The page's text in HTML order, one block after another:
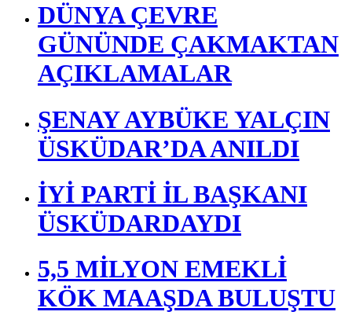
DÜNYA ÇEVRE
GÜNÜNDE ÇAKMAKTAN
AÇIKLAMALAR
ŞENAY AYBÜKE YALÇIN
ÜSKÜDAR’DA ANILDI
İYİ PARTİ İL BAŞKANI
ÜSKÜDARDAYDI
5,5 MİLYON EMEKLİ
KÖK MAAŞDA BULUŞTU